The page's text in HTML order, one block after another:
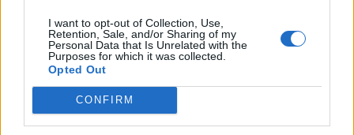
I want to opt-out of Collection, Use,
Retention, Sale, and/or Sharing of my
Personal Data that Is Unrelated with the
Purposes for which it was collected.
Opted Out
CONFIRM